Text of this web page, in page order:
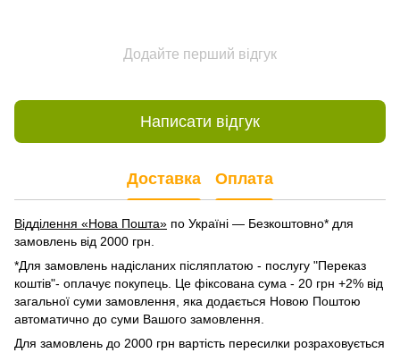
Додайте перший відгук
Написати відгук
Доставка Оплата
Відділення «Нова Пошта» по Україні — Безкоштовно* для
замовлень від 2000 грн.
*Для замовлень надісланих післяплатою - послугу "Переказ
коштів"- оплачує покупець. Це фіксована сума - 20 грн +2% від
загальної суми замовлення, яка додається Новою Поштою
автоматично до суми Вашого замовлення.
Для замовлень до 2000 грн вартість пересилки розраховується